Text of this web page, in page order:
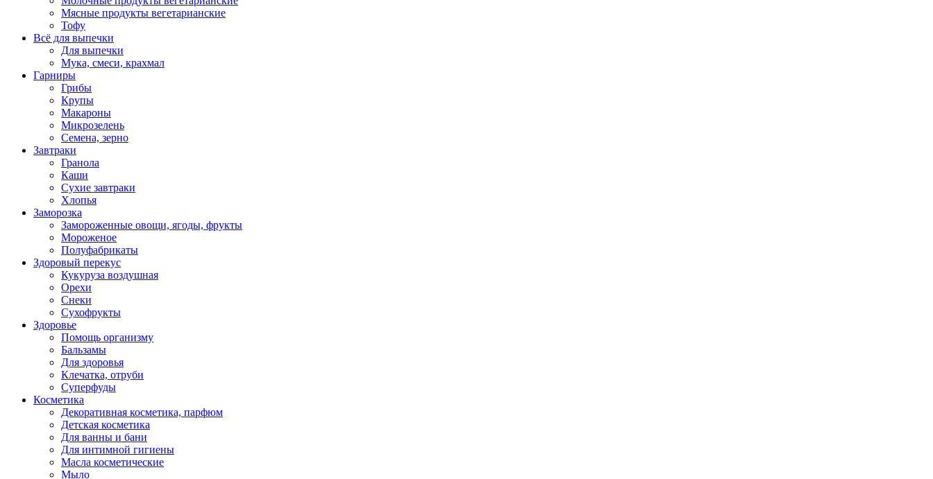
Мясные продукты вегетарианские
Тофу
Всё для выпечки
Для выпечки
Мука, смеси, крахмал
Гарниры
Грибы
Крупы
Макароны
Микрозелень
Семена, зерно
Завтраки
Гранола
Каши
Сухие завтраки
Хлопья
Заморозка
Замороженные овощи, ягоды, фрукты
Мороженое
Полуфабрикаты
Здоровый перекус
Кукуруза воздушная
Орехи
Снеки
Сухофрукты
Здоровье
Помощь организму
Бальзамы
Для здоровья
Клечатка, отруби
Суперфуды
Косметика
Декоративная косметика, парфюм
Детская косметика
Для ванны и бани
Для интимной гигиены
Масла косметические
Мыло